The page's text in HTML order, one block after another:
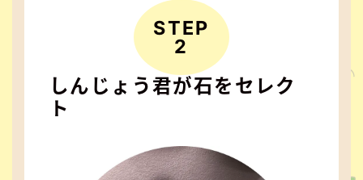
STEP
2
しんじょう君が石をセレク
ト